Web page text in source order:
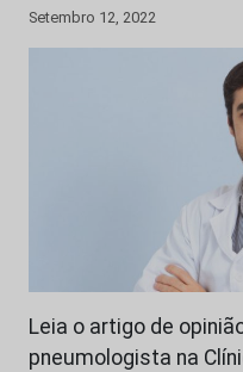
Setembro 12, 2022
Leia o artigo de
pneumologista na